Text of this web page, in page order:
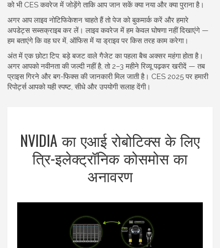
को भी CES कवरेज में जोड़ेंगे ताकि आप जान सकें क्या नया और क्या पुराना है।
अगर आप लाइव नोटिफिकेशन चाहते हैं तो पेज को बुकमार्क करें और हमारे
अपडेट्स सब्सक्राइब कर लें। लाइव कवरेज में हम केवल घोषणा नहीं दिखाएंगे —
हम बताएंगे कि वह घर में, ऑफिस में या ड्राइव पर किस तरह काम करेगा।
अंत में एक छोटा टिप: बड़े बजट वाले गैजेट का पहला बैच अक्सर महंगा होता है।
अगर आपको नवीनता की जल्दी नहीं है, तो 2–3 महीने रिव्यू पढ़कर खरीदें — तब
प्राइस गिरने और बग-फिक्स की जानकारी मिल जाती है। CES 2025 पर हमारी
रिपोर्ट्स आपको यही स्पष्ट, सीधे और उपयोगी सलाह देंगी।
NVIDIA का एआई रोबोटिक्स के लिए
त्रि-इलेक्ट्रॉनिक कोसमोस का
अनावरण